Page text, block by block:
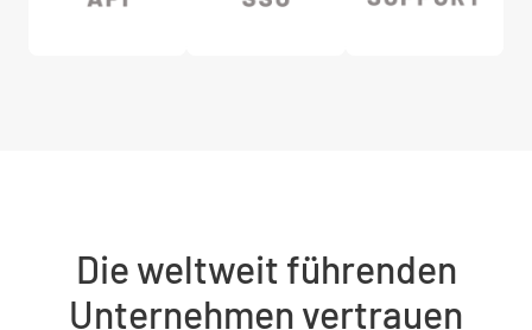
Die weltweit führenden
Unternehmen vertrauen